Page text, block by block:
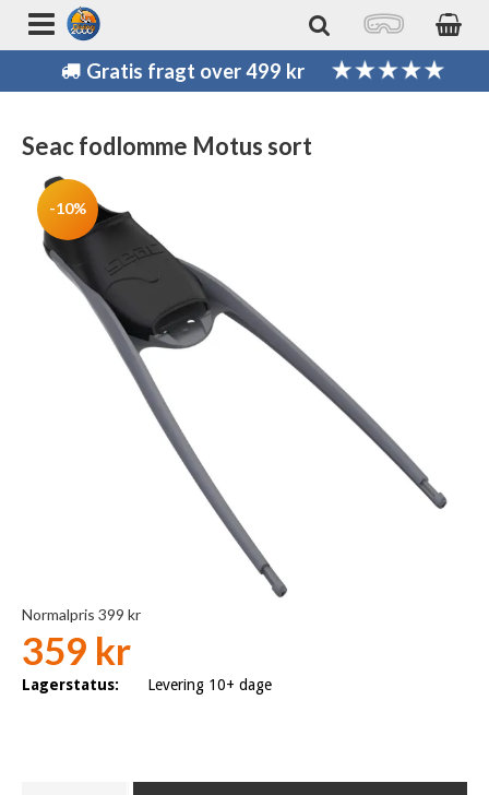
Gratis fragt over 499 kr
Seac fodlomme Motus sort
-10%
Normalpris 399 kr
359 kr
Lagerstatus: Levering 10+ dage